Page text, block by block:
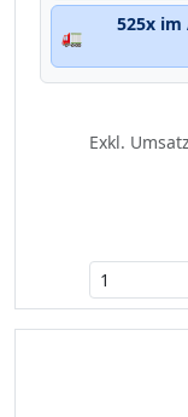
🚛
525x im
Exkl.